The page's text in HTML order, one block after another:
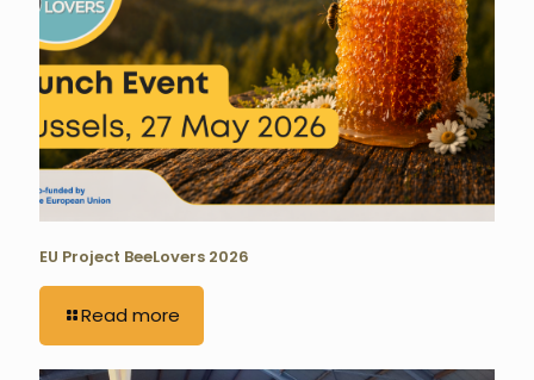
EU Project BeeLovers 2026
Read more